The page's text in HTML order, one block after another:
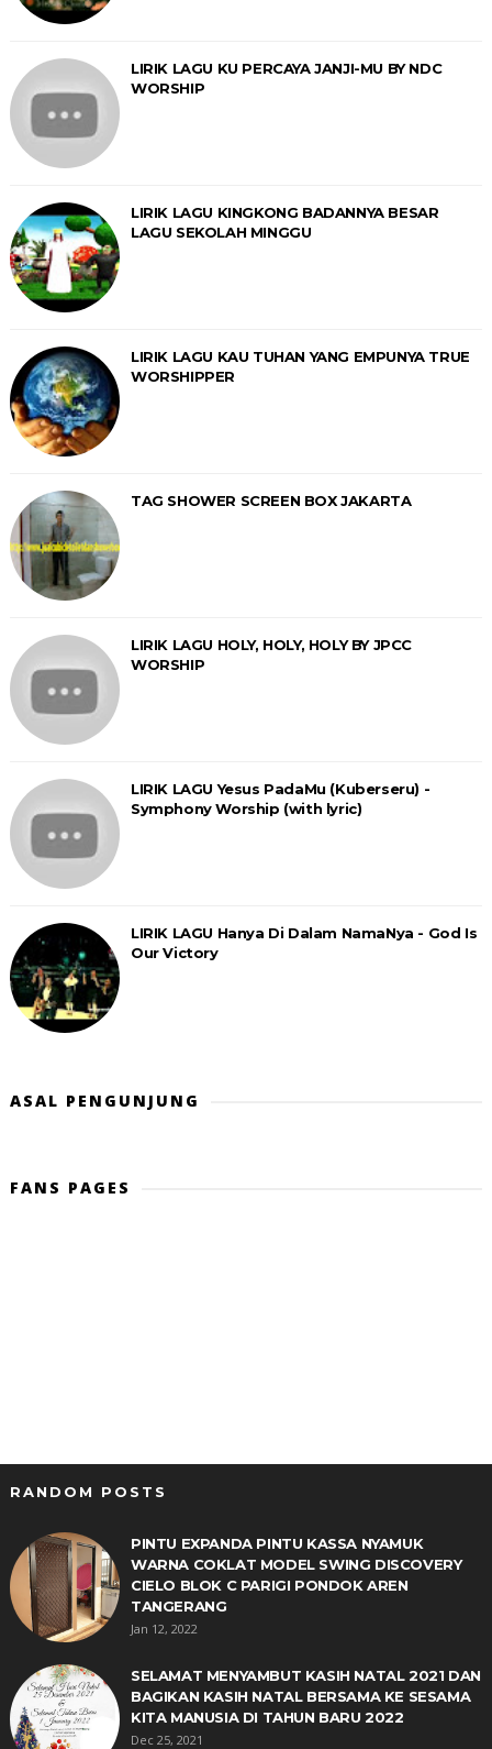
LIRIK LAGU KU PERCAYA JANJI-MU BY NDC
WORSHIP
LIRIK LAGU KINGKONG BADANNYA BESAR
LAGU SEKOLAH MINGGU
LIRIK LAGU KAU TUHAN YANG EMPUNYA TRUE
WORSHIPPER
TAG SHOWER SCREEN BOX JAKARTA
LIRIK LAGU HOLY, HOLY, HOLY BY JPCC
WORSHIP
LIRIK LAGU Yesus PadaMu (Kuberseru) -
Symphony Worship (with lyric)
LIRIK LAGU Hanya Di Dalam NamaNya - God Is
Our Victory
ASAL PENGUNJUNG
FANS PAGES
RANDOM POSTS
PINTU EXPANDA PINTU KASSA NYAMUK
WARNA COKLAT MODEL SWING DISCOVERY
CIELO BLOK C PARIGI PONDOK AREN
TANGERANG
Jan 12, 2022
SELAMAT MENYAMBUT KASIH NATAL 2021 DAN
BAGIKAN KASIH NATAL BERSAMA KE SESAMA
KITA MANUSIA DI TAHUN BARU 2022
Dec 25, 2021